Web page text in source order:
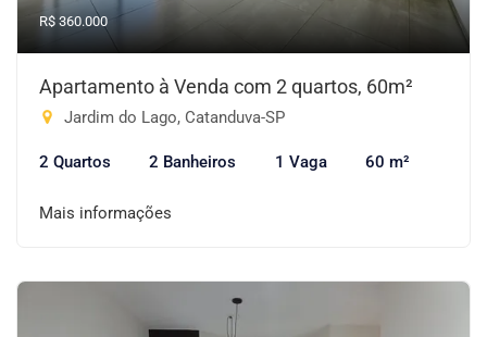
R$ 360.000
Apartamento à Venda com 2 quartos, 60m²
Jardim do Lago, Catanduva-SP
2 Quartos 2 Banheiros 1 Vaga 60 m²
Mais informações